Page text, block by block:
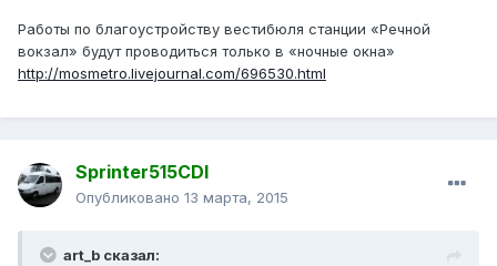
Работы по благоустройству вестибюля станции «Речной
вокзал» будут проводиться только в «ночные окна»
http://mosmetro.livejournal.com/696530.html
Sprinter515CDI
Опубликовано 13 марта, 2015
art_b сказал: